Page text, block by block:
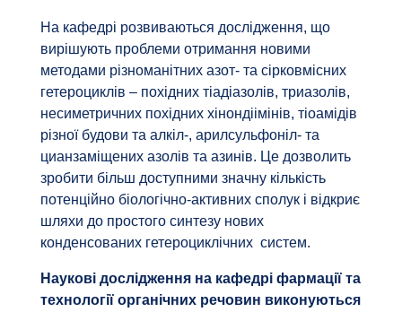
На кафедрі розвиваються дослідження, що
вирішують проблеми отримання новими
методами різноманітних азот- та сірковмісних
гетероциклів – похідних тіадіазолів, триазолів,
несиметричних похідних хінондіімінів, тіоамідів
різної будови та алкіл-, арилсульфоніл- та
цианзаміщених азолів та азинів. Це дозволить
зробити більш доступними значну кількість
потенційно біологічно-активних сполук і відкриє
шляхи до простого синтезу нових
конденсованих гетероциклічних систем.
Наукові дослідження на кафедрі фармації та
технології органічних речовин виконуються